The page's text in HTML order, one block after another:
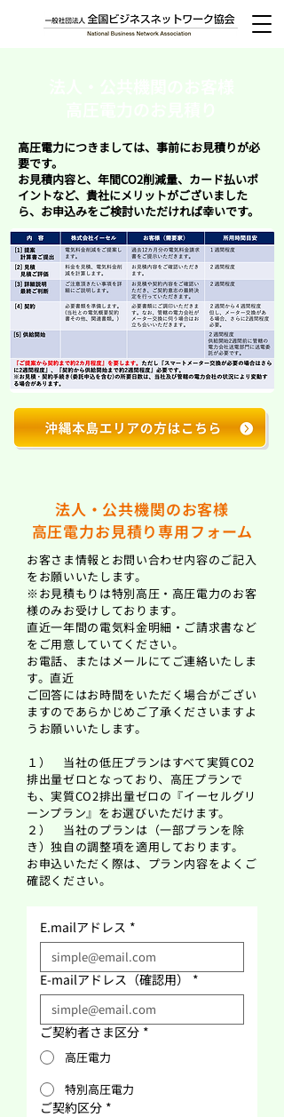
高圧電力につきましては、事前にお見積りが必
要です。
お見積内容と、年間CO2削減量、カード払いポ
イントなど、貴社にメリットがございました
ら、お申込みをご検討いただければ幸いです。
法人・公共機関のお客様
高圧電力お見積り専用フォーム
お客さま情報とお問い合わせ内容のご記入
をお願いいたします。
※お見積もりは特別高圧・高圧電力のお客
様のみお受けしております。
直近一年間の電気料金明細・ご請求書など
をご用意していてください。
お電話、またはメールにてご連絡いたしま
す。直近
ご回答にはお時間をいただく場合がござい
ますのであらかじめご了承くださいますよ
うお願いいたします。
１） 当社の低圧プランはすべて実質CO2
排出量ゼロとなっており、高圧プランで
も、実質CO2排出量ゼロの『イーセルグリ
ーンプラン』をお選びいただけます。
２） 当社のプランは（一部プランを除
き）独自の調整項を適用しております。
お申込いただく際は、プラン内容をよくご
確認ください。
E.mailアドレス *
E-mailアドレス（確認用） *
ご契約者さま区分 *
高圧電力
特別高圧電力
ご契約区分 *